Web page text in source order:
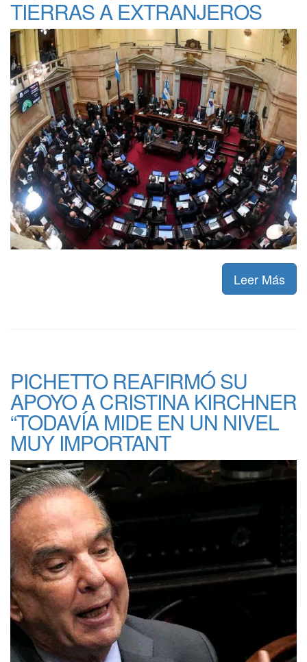
TIERRAS A EXTRANJEROS
Leer Más
PICHETTO REAFIRMÓ SU
APOYO A CRISTINA KIRCHNER
“TODAVÍA MIDE EN UN NIVEL
MUY IMPORTANT